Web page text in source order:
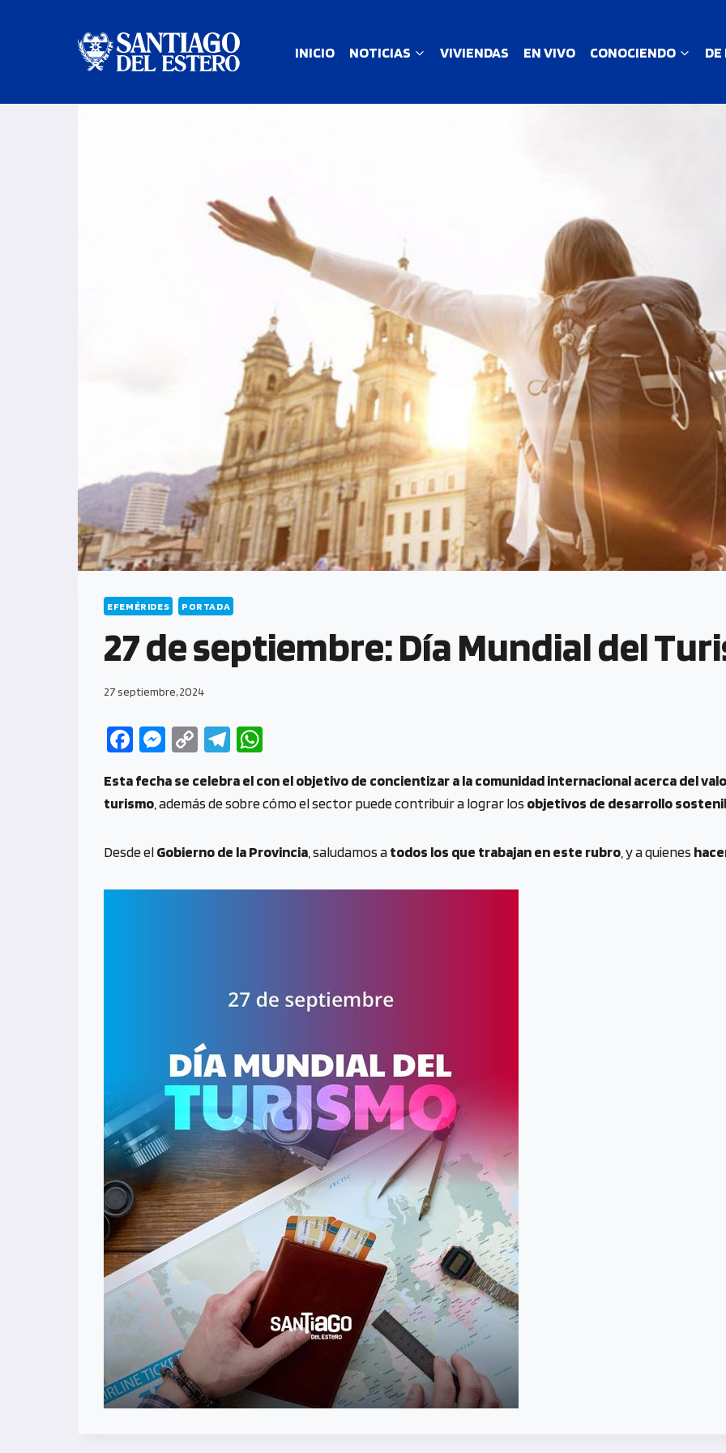
INICIO NOTICIAS VIVIENDAS EN VIVO CONOCIENDO DE
EFEMÉRIDES PORTADA
27 de septiembre: Día Mundial del
27 septiembre, 2024
Fa
b
o
o
M
se
n
g
C
py
Li
n
Te
gr
a
m
at
s
A
p
Esta fecha se celebra el con el objetivo de concientizar a la comunidad internacional acerca del
turismo , además de sobre cómo el sector puede contribuir a lograr los objetivos de desarrollo
Desde elGobierno de la Provincia , saludamos atodos los que trabajan en este rubro , y a quienes